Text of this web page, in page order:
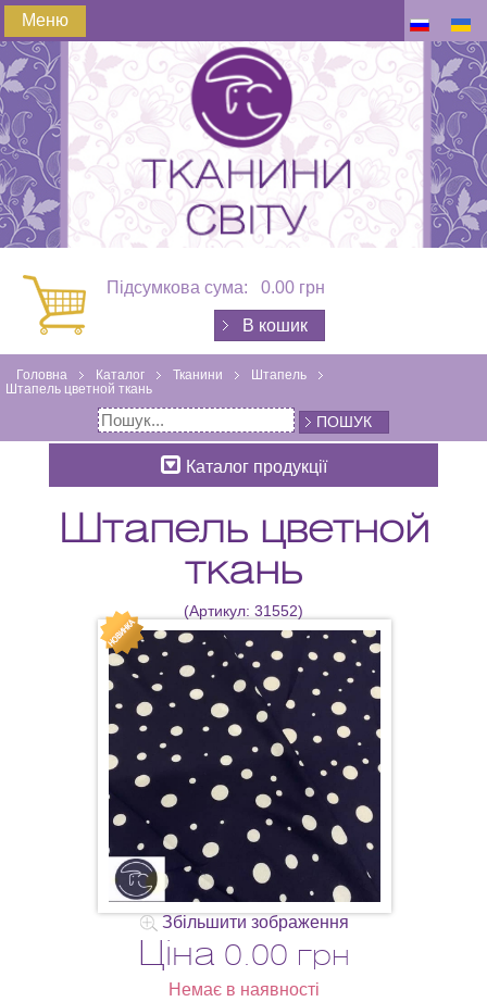
Меню
Підсумкова сума: 0.00 грн
В кошик
Головна Каталог Тканини
Штапель
Штапель цветной ткань
ПОШУК
Каталог продукції
Штапель цветной
ткань
(Артикул: 31552)
Збільшити зображення
Ціна 0.00 грн
Немає в наявності